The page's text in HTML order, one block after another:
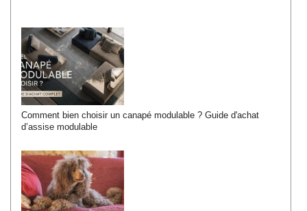
Comment bien choisir un canapé modulable ? Guide d'achat
d’assise modulable